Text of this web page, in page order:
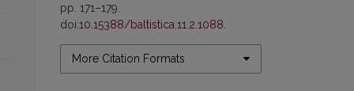
pp. 171–179.
doi:10.15388/baltistica.11.2.1088
More Citation Formats